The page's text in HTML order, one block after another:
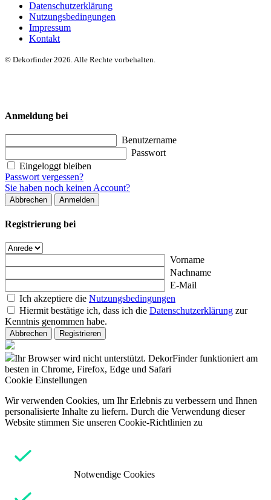
Datenschutzerklärung
Nutzungsbedingungen
Impressum
Kontakt
© Dekorfinder 2026. Alle Rechte vorbehalten.
Anmeldung bei
Benutzername
Passwort
Eingeloggt bleiben
Passwort vergessen?
Sie haben noch keinen Account?
Abbrechen Anmelden
Registrierung bei
Vorname
Nachname
E-Mail
Ich akzeptiere die Nutzungsbedingungen
Hiermit bestätige ich, dass ich die Datenschutzerklärung zur
Kenntnis genommen habe.
Abbrechen Registrieren
Ihr Browser wird nicht unterstützt. DekorFinder funktioniert am
besten in Chrome, Firefox, Edge und Safari
Cookie Einstellungen
Wir verwenden Cookies, um Ihr Erlebnis zu verbessern und Ihnen
personalisierte Inhalte zu liefern. Durch die Verwendung dieser
Website stimmen Sie unseren Cookie-Richtlinien zu
Notwendige Cookies